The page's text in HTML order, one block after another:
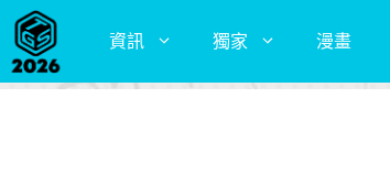
資訊 獨家 漫畫